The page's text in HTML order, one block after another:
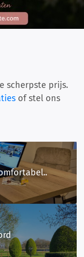
scherpste prijs.
of stel ons